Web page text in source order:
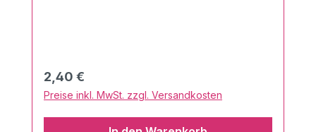
Lauf lassen und deinem nächsten
Nähprojekt das gewisse Etwas verleihen!
Perfekt kombinierbar mit anderen
Produkten aus dem Hause Albstoffe.Sie
Regulärer Preis:
2,40 €
Preise inkl. MwSt. zzgl. Versandkosten